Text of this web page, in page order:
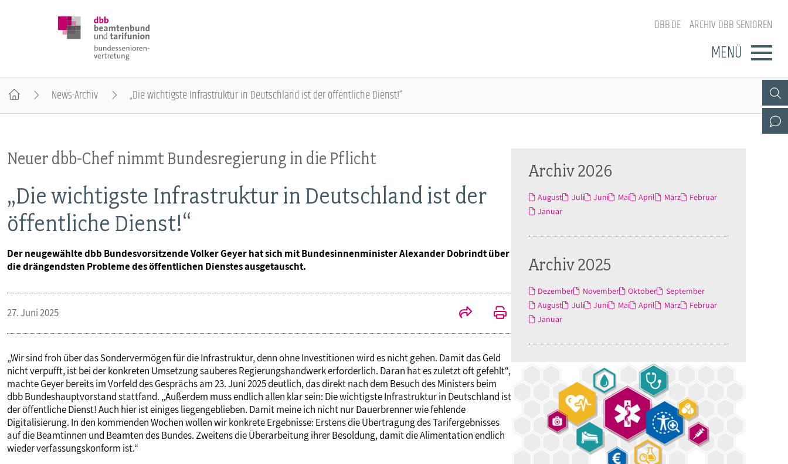
DBB.DE ARCHIV DBB SENIOREN
MENÜ
Gremien
Geschäftsführung
Kontakt
POSITIONEN
VERANSTALTUNGEN
Fachtagungen
Bundesseniorenkongress
PUBLIKATIONEN
News-Archiv „Die wichtigste Infrastruktur in Deutschland ist der öffentliche Dienst!“
Neuer dbb-Chef nimmt Bundesregierung in die Pflicht
„Die wichtigste Infrastruktur in Deutschland ist der
öffentliche Dienst!“
Der neugewählte dbb Bundesvorsitzende Volker Geyer hat sich mit Bundesinnenminister Alexander Dobrindt über
die drängendsten Probleme des öffentlichen Dienstes ausgetauscht.
27. Juni 2025
„Wir sind froh über das Sondervermögen für die Infrastruktur, denn ohne Investitionen wird es nicht gehen. Damit das Geld
nicht verpufft, ist bei der konkreten Umsetzung sauberes Regierungshandwerk erforderlich. Daran hat es zuletzt oft gefehlt“,
machte Geyer bereits im Vorfeld des Gesprächs am 23. Juni 2025 deutlich, das direkt nach dem Besuch des Ministers beim
dbb Bundeshauptvorstand stattfand. „Außerdem muss endlich allen klar sein: Die wichtigste Infrastruktur in Deutschland ist
der öffentliche Dienst! Auch hier ist einiges liegengeblieben. Damit meine ich nicht nur Dauerbrenner wie fehlende
Digitalisierung. In den kommenden Wochen wollen wir konkrete Ergebnisse: Erstens die Übertragung des Tarifergebnisses
auf die Beamtinnen und Beamten des Bundes. Zweitens die Überarbeitung ihrer Besoldung, damit die Alimentation endlich
wieder verfassungskonform ist.“
Archiv 2026
August Juli Juni Mai April März
Februar
Januar
Archiv 2025
Dezember November Oktober
September
August
Juli Juni Mai April März
Februar
Januar